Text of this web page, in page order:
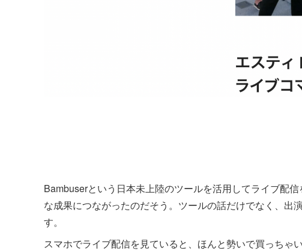
Bambuserという日本未上陸のツールを活用してライブ配
な成果につながったのだそう。ツールの話だけでなく、出
す。
スマホでライブ配信を見ていると、ほんと勢いで買っち